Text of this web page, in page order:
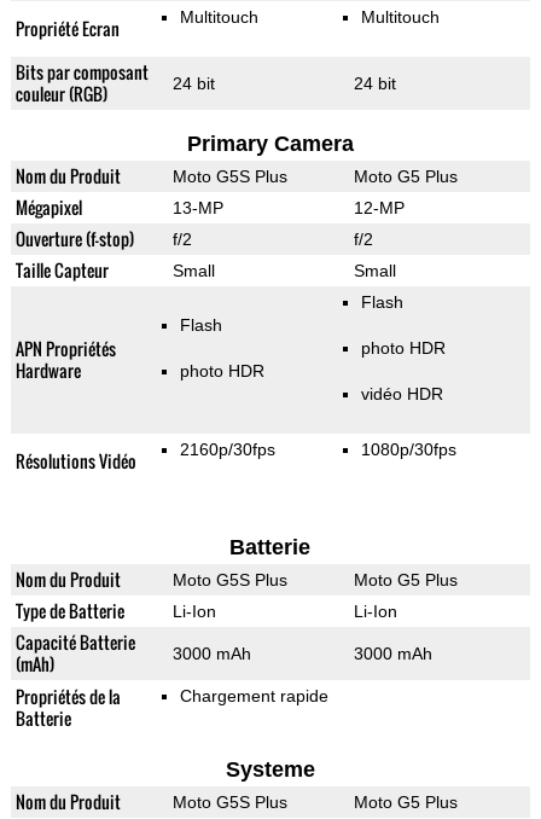
Propriété Ecran Multitouch Multitouch
Bits par composant
couleur (RGB)
24 bit 24 bit
Primary Camera
Nom du Produit Moto G5S Plus Moto G5 Plus
Mégapixel 13-MP 12-MP
Ouverture (f-stop) f/2 f/2
Taille Capteur Small Small
APN Propriétés
Hardware
Flash
photo HDR
Flash
photo HDR
vidéo HDR
Résolutions Vidéo 2160p/30fps 1080p/30fps
Batterie
Nom du Produit Moto G5S Plus Moto G5 Plus
Type de Batterie Li-Ion Li-Ion
Capacité Batterie
(mAh)
3000 mAh 3000 mAh
Propriétés de la
Batterie
Chargement rapide
Systeme
Nom du Produit Moto G5S Plus Moto G5 Plus